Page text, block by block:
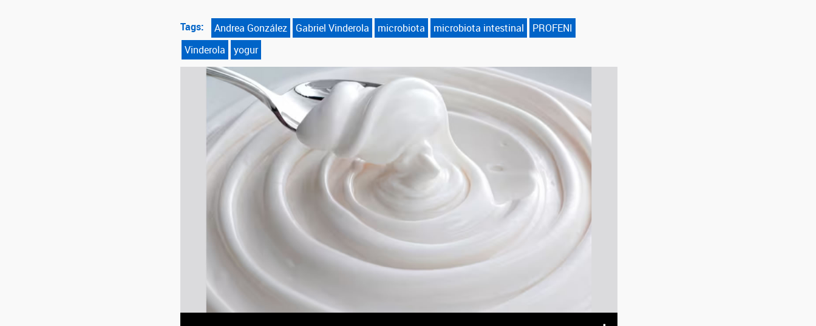
Tags: Andrea González Gabriel Vinderola microbiota microbiota intestinal
PROFENI
Vinderola
yogur